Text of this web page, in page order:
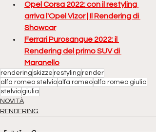
Opel Corsa 2022: con il restyling
arriva l'Opel Vizor | Il Rendering di
Showcar
Ferrari Purosangue 2022: il
Rendering del primo SUV di
Maranello
rendering skizze restyling render
alfa romeo stelvio alfa romeo alfa romeo giulia
stelvio giulia
NOVITÀ
RENDERING